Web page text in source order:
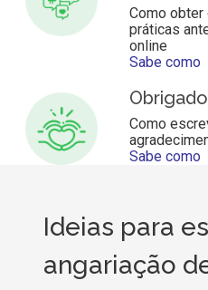
Como
práticas
online
Sabe como
Como
Sabe como
Ideias para
angariação